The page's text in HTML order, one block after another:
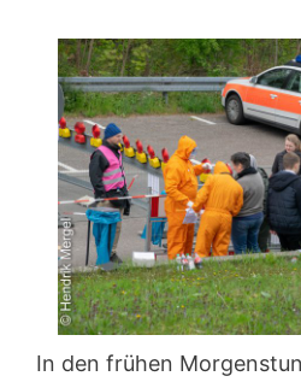
In den frühen